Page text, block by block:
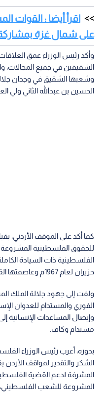
على شمال غزة
وأكد رئيس الوزراء عمق
الشقيقين في جميع المجالات،
وشعبها الشقيق في وجدان جلالة
الحسين بن عبدالله الثاني ولي
كما أكد على الموقف الأردني،
للحقوق الفلسطينية المشروعة
الفلسطينية ذات السيادة
حزيران لعام 1967م وعاصمتها القدس الشرقية.
ولفت إلى جهود جلالة الملك
الفوري والمستدام للعدوان
وإيصال المساعدات الإنسانية
مستدام وكاف.
بدوره، أعرب رئيس الوزراء
الشكر والتقدير لمواقف الأردن
المشرفة لدعم القضية
المشروعة للشعب الفلسطيني،